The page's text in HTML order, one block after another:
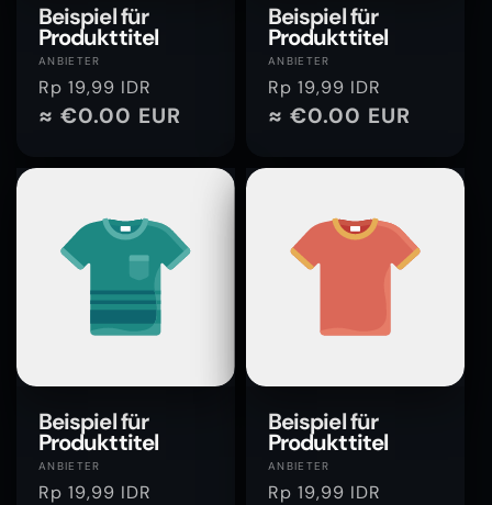
Beispiel für
Produkttitel
Anbieter:
ANBIETER
Normaler
Preis
Rp 19,99 IDR
≈ €0.00 EUR
Beispiel für
Produkttitel
Anbieter:
ANBIETER
Normaler
Preis
Rp 19,99 IDR
≈ €0.00 EUR
Beispiel für
Produkttitel
Anbieter:
ANBIETER
Normaler
Rp 19,99 IDR
Beispiel für
Produkttitel
Anbieter:
ANBIETER
Normaler
Rp 19,99 IDR